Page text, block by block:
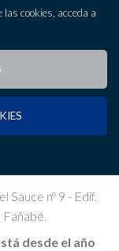
cookies, acceda a
es un modelo de
a todas las áreas
Sauce nº 9 - Edif.
desde el año